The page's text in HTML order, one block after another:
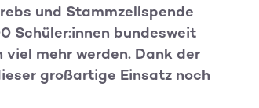
und Stammzellspende
Schüler:innen bundesweit
mehr werden. Dank der
großartige Einsatz noch